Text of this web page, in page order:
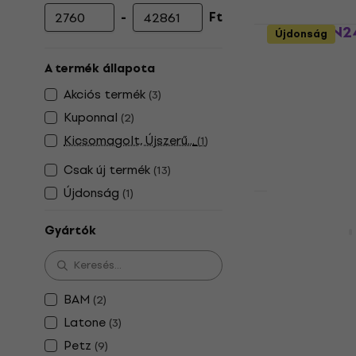
Minimális ár
- Maximális árFt
A termék állapota
Akciós termék (3)
Kuponnal (2)
Kicsomagolt, Újszerű...(1)
Csak új termék (13)
Újdonság (1)
Gyártók
BAM (2)
Latone (3)
Petz (9)
Latone
Újdonság